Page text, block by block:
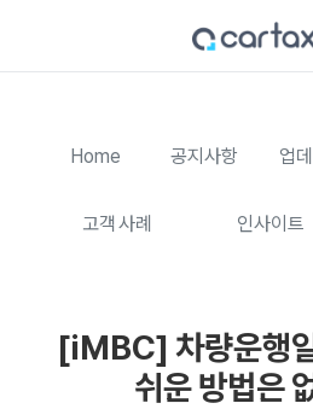
Home 공지사항 업
고객 사례 인사이트
[iMBC] 차량운행
쉬운 방법은